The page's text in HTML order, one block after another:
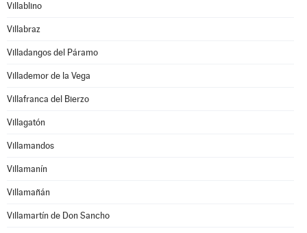
Villablino
Villabraz
Villadangos del Páramo
Villademor de la Vega
Villafranca del Bierzo
Villagatón
Villamandos
Villamanín
Villamañán
Villamartín de Don Sancho